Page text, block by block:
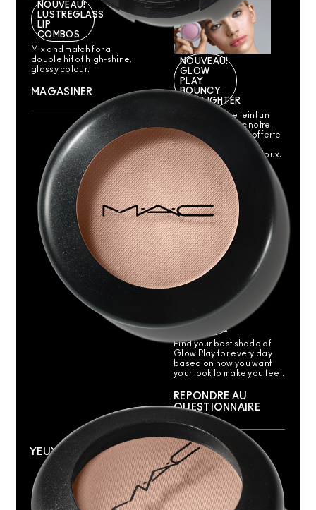
NOUVEAU!
LUSTREGLASS
LIP
COMBOS
Mix and match for a
double hit of high-shine,
glassy colour.
MAGASINER
NOUVEAU!
GLOW
PLAY
BOUNCY
HIGHLIGHTER
Donnez à votre teint un
aspect hâlé avec notre
poudre bronzante offerte
en finis lumineux
dimensionnel et mat doux.
MAGASINER LES
8 NUANCES
GLOW
PLAY QUIZ
Find your best shade of
Glow Play for every day
based on how you want
your look to make you feel.
REPONDRE AU
QUESTIONNAIRE
YEUX PEAU